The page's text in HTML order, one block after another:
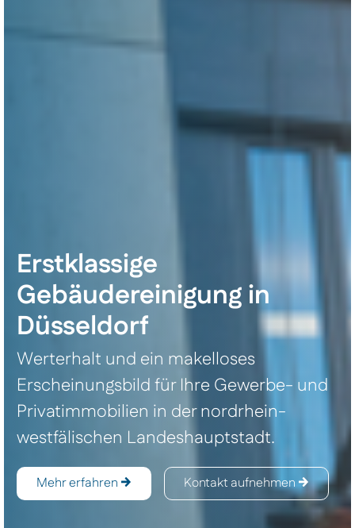
Erstklassige
Gebäudereinigung in
Düsseldorf
Werterhalt und ein makelloses
Erscheinungsbild für Ihre Gewerbe- und
Privatimmobilien in der nordrhein-
westfälischen Landeshauptstadt.
Mehr erfahren Kontakt aufnehmen